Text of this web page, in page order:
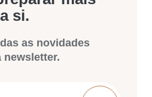
si.
as novidades
newsletter.